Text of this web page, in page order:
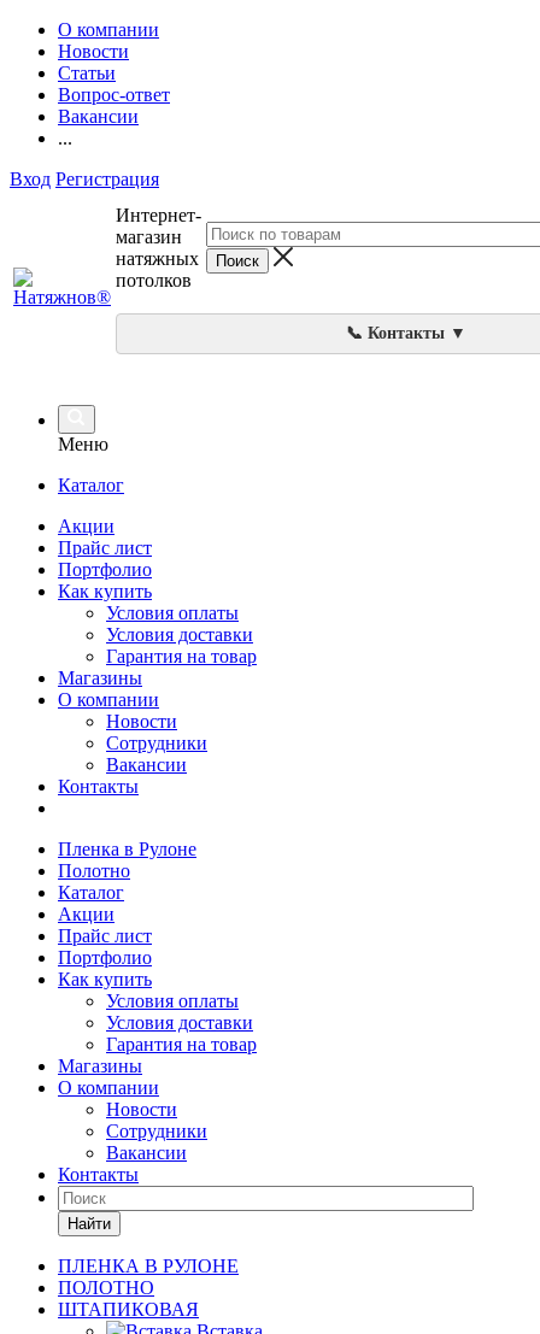
О компании
Новости
Статьи
Вопрос-ответ
Вакансии
...
Вход Регистрация
Интернет-
магазин
натяжных
потолков
📞 Контакты ▼
Меню
Каталог
Акции
Прайс лист
Портфолио
Как купить
Условия оплаты
Условия доставки
Гарантия на товар
Магазины
О компании
Новости
Сотрудники
Вакансии
Контакты
Пленка в Рулоне
Полотно
Каталог
Акции
Прайс лист
Портфолио
Как купить
Условия оплаты
Условия доставки
Гарантия на товар
Магазины
О компании
Новости
Сотрудники
Вакансии
Контакты
Найти
ПЛЕНКА В РУЛОНЕ
ПОЛОТНО
ШТАПИКОВАЯ